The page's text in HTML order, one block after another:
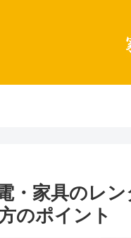
・家具のレ
のポイント